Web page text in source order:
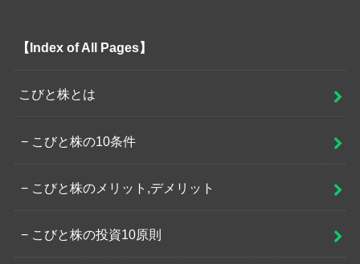
【Index of All Pages】
こびと株とは
こびと株の10条件
こびと株のメリット,デメリット
こびと株の投資10原則